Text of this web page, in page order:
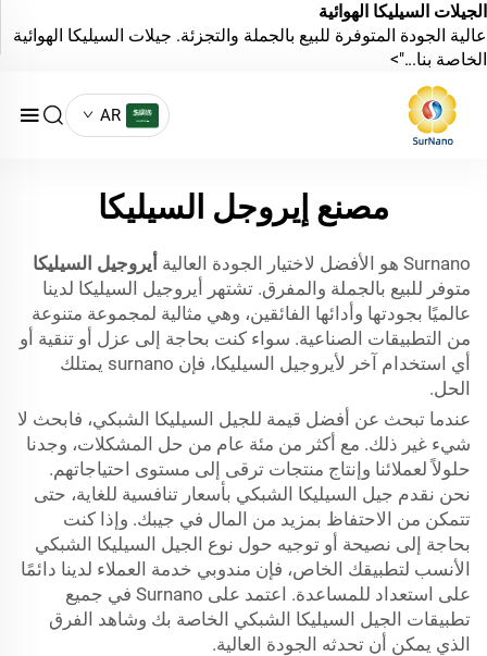
الجيلات السيليكا الهوائية
عالية الجودة المتوفرة للبيع بالجملة والتجزئة. جيلات السيليكا الهوائية
الخاصة بنا...">
AR
مصنع إيروجل السيليكا
Surnano هو الأفضل لاختيار الجودة العالية
أيروجيل السيليكا
متوفر للبيع بالجملة والمفرق. تشتهر أيروجيل السيليكا لدينا
عالميًا بجودتها وأدائها الفائقين، وهي مثالية لمجموعة متنوعة
من التطبيقات الصناعية. سواء كنت بحاجة إلى عزل أو تنقية أو
أي استخدام آخر لأيروجيل السيليكا، فإن surnano يمتلك
الحل.
عندما تبحث عن أفضل قيمة للجيل السيليكا الشبكي، فابحث لا
شيء غير ذلك. مع أكثر من مئة عام من حل المشكلات، وجدنا
حلولاً لعملائنا وإنتاج منتجات ترقى إلى مستوى احتياجاتهم.
نحن نقدم جيل السيليكا الشبكي بأسعار تنافسية للغاية، حتى
تتمكن من الاحتفاظ بمزيد من المال في جيبك. وإذا كنت
بحاجة إلى نصيحة أو توجيه حول نوع الجيل السيليكا الشبكي
الأنسب لتطبيقك الخاص، فإن مندوبي خدمة العملاء لدينا دائمًا
على استعداد للمساعدة. اعتمد على Surnano في جميع
تطبيقات الجيل السيليكا الشبكي الخاصة بك وشاهد الفرق
الذي يمكن أن تحدثه الجودة العالية.